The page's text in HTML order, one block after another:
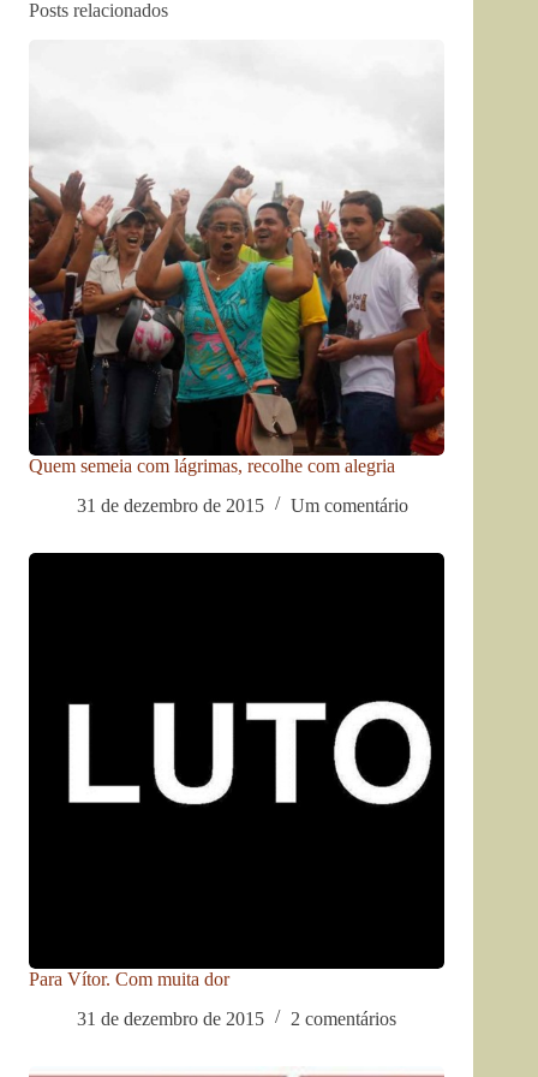
Posts relacionados
Quem semeia com lágrimas, recolhe com alegria
31 de dezembro de 2015
Um comentário
Para Vítor. Com muita dor
31 de dezembro de 2015
2 comentários